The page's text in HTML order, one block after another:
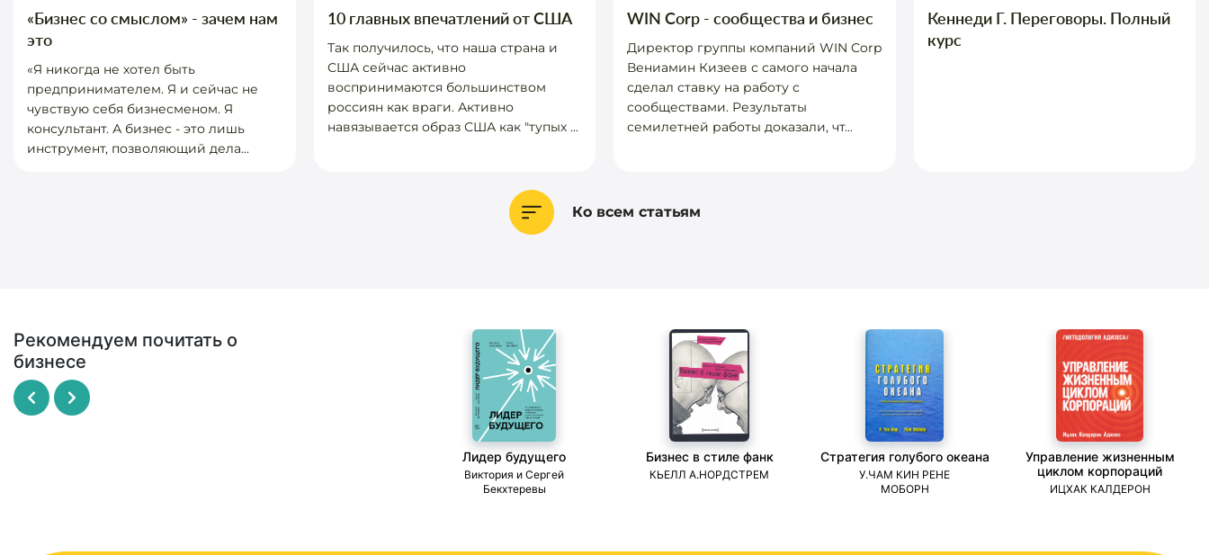
«Бизнес со смыслом» - зачем нам
это
«Я никогда не хотел быть
предпринимателем. Я и сейчас не
чувствую себя бизнесменом. Я
консультант. А бизнес - это лишь
инструмент, позволяющий дела...
10 главных впечатлений от США
Так получилось, что наша страна и
США сейчас активно
воспринимаются большинством
россиян как враги. Активно
навязывается образ США как "тупых ...
WIN Corp - сообщества и бизнес
Директор группы компаний WIN Corp
Вениамин Кизеев с самого начала
сделал ставку на работу с
сообществами. Результаты
семилетней работы доказали, чт...
Кеннеди Г. Переговоры. Полный
курс
Ко всем статьям
Рекомендуем почитать о
бизнесе
Лидер будущего
Виктория и Сергей
Бекхтеревы
Бизнес в стиле фанк
КЬЕЛЛ А.НОРДСТРЕМ
Стратегия голубого океана
У.ЧАМ КИН РЕНЕ
МОБОРН
Управление жизненным
циклом корпораций
ИЦХАК КАЛДЕРОН